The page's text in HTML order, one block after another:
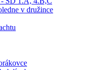
v družince